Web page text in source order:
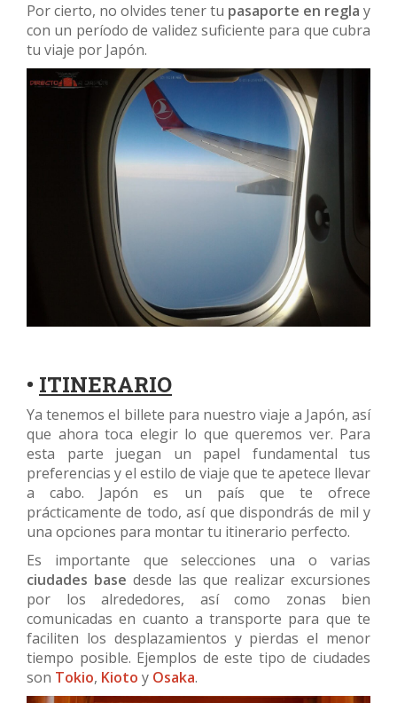
Por cierto, no olvides tener tu pasaporte en regla y
con un período de validez suficiente para que cubra
tu viaje por Japón.
• ITINERARIO
Ya tenemos el billete para nuestro viaje a Japón, así
que ahora toca elegir lo que queremos ver. Para
esta parte juegan un papel fundamental tus
preferencias y el estilo de viaje que te apetece llevar
a cabo. Japón es un país que te ofrece
prácticamente de todo, así que dispondrás de mil y
una opciones para montar tu itinerario perfecto.
Es importante que selecciones una o varias
ciudades base desde las que realizar excursiones
por los alrededores, así como zonas bien
comunicadas en cuanto a transporte para que te
faciliten los desplazamientos y pierdas el menor
tiempo posible. Ejemplos de este tipo de ciudades
son Tokio, Kioto y Osaka.